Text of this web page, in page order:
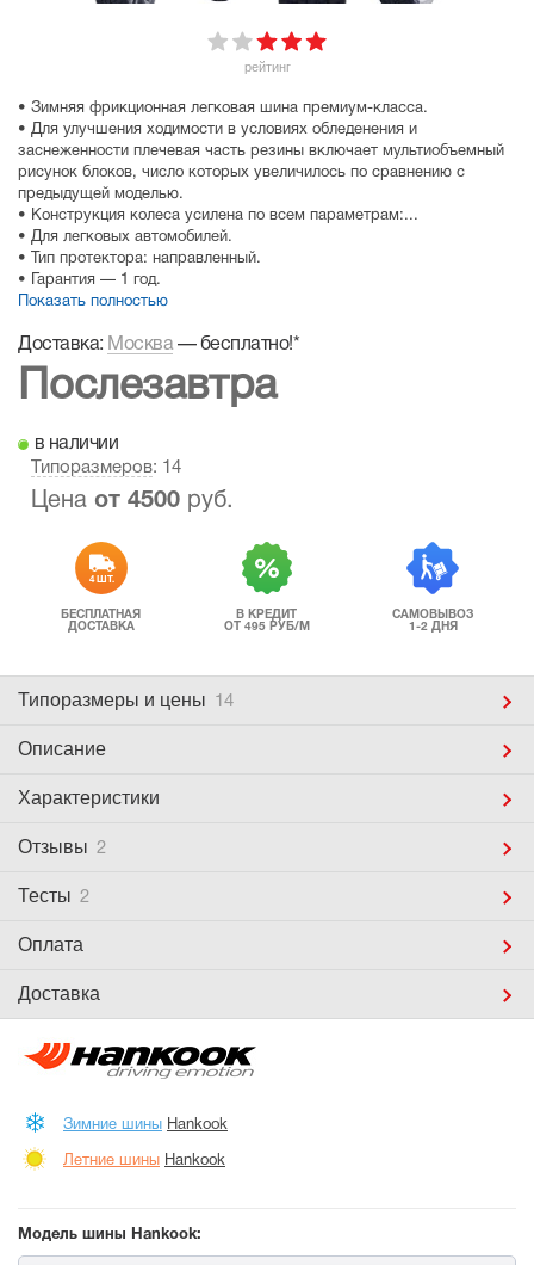
рейтинг
• Зимняя фрикционная легковая шина премиум-класса.
• Для улучшения ходимости в условиях обледенения и
заснеженности плечевая часть резины включает мультиобъемный
рисунок блоков, число которых увеличилось по сравнению с
предыдущей моделью.
• Конструкция колеса усилена по всем параметрам:...
• Для легковых автомобилей.
• Тип протектора: направленный.
• Гарантия — 1 год.
Показать полностью
Доставка: Москва— бесплатно!*
Послезавтра
в наличии
Типоразмеров: 14
Цена от 4500 руб.
4 ШТ.
БЕСПЛАТНАЯ
ДОСТАВКА
В КРЕДИТ
ОТ 495 РУБ/М
САМОВЫВОЗ
1-2 ДНЯ
Типоразмеры и цены 14
Описание
Характеристики
Отзывы 2
Тесты 2
Оплата
Доставка
Зимние шины Hankook
Летние шины Hankook
Модель шины Hankook: